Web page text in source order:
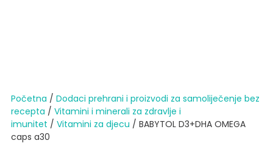
Početna / Dodaci prehrani i proizvodi za samoliječenje bez
recepta / Vitamini i minerali za zdravlje i
imunitet / Vitamini za djecu / BABYTOL D3+DHA OMEGA
caps a30